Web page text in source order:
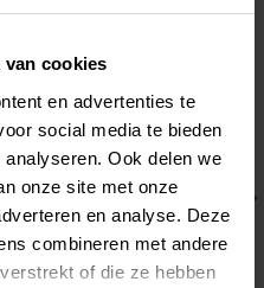
van cookies
en advertenties te
social media te bieden
Ook delen we
onze site met onze
en analyse. Deze
combineren met andere
of die ze hebben
*